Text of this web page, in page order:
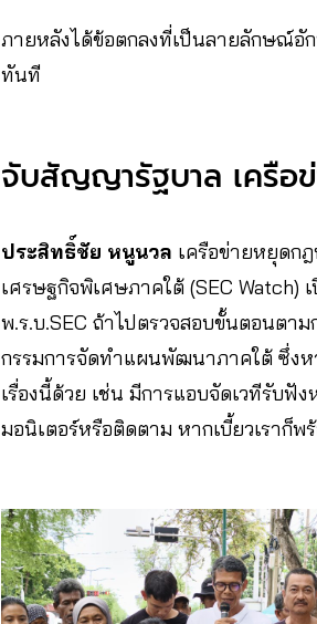
ภายหลังได้ข้อตกลงที่เป็นลายลักษณ์อั
ทันที
จับสัญญารัฐบาล เครือ
ประสิทธิ์ชัย หนูนวล เครือข่ายหยุดก
เศรษฐกิจพิเศษภาคใต้ (SEC Watch)
พ.ร.บ.SEC ถ้าไปตรวจสอบขั้นตอนตา
กรรมการจัดทำแผนพัฒนาภาคใต้ ซึ่งห
เรื่องนี้ด้วย เช่น มีการแอบจัดเวทีรับฟั
มอนิเตอร์หรือติดตาม หากเบี้ยวเราก็พ